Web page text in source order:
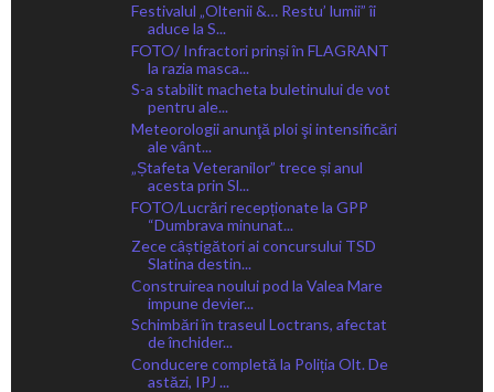
Festivalul „Oltenii &… Restu’ lumii” îi
aduce la S...
FOTO/ Infractori prinși în FLAGRANT
la razia masca...
S-a stabilit macheta buletinului de vot
pentru ale...
Meteorologii anunţă ploi şi intensificări
ale vânt...
„Ștafeta Veteranilor” trece și anul
acesta prin Sl...
FOTO/Lucrări recepționate la GPP
“Dumbrava minunat...
Zece câștigători ai concursului TSD
Slatina destin...
Construirea noului pod la Valea Mare
impune devier...
Schimbări în traseul Loctrans, afectat
de închider...
Conducere completă la Poliția Olt. De
astăzi, IPJ ...